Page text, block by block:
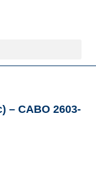
– CABO 2603-